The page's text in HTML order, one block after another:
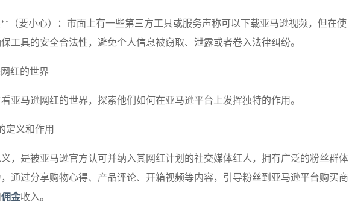
（要小心）：市面上有一些第三方工具或服务声称可以下载亚马逊视频，但在使
工具的安全合法性，避免个人信息被窃取、泄露或者卷入法律纠纷。
红的世界
亚马逊网红的世界，探索他们如何在亚马逊平台上发挥独特的作用。
定义和作用
，是被亚马逊官方认可并纳入其网红计划的社交媒体红人，拥有广泛的粉丝群体
通过分享购物心得、产品评论、开箱视频等内容，引导粉丝到亚马逊平台购买商
佣金收入。